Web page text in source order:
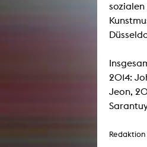
2014:
Jeon,